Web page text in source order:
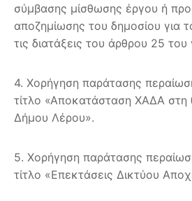
σύμβασης μίσθωσης έργου ή
αποζημίωσης του δημοσίου για
τις διατάξεις του άρθρου 25
4. Χορήγηση παράτασης
τίτλο «Αποκατάσταση ΧΑΔΑ στη
Δήμου Λέρου».
5. Χορήγηση παράτασης
τίτλο «Επεκτάσεις Δικτύου